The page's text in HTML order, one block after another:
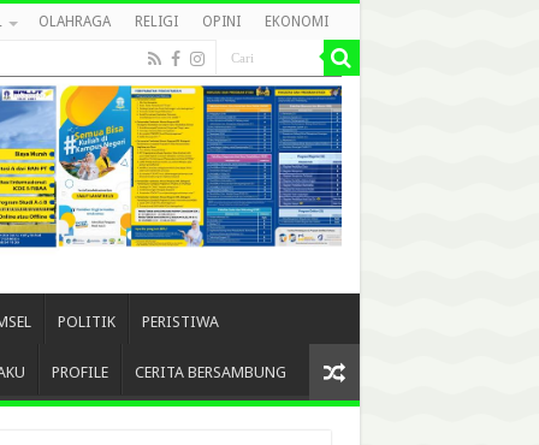
OLAHRAGA RELIGI OPINI EKONOMI
POLITIK PERISTIWA
PROFILE CERITA BERSAMBUNG